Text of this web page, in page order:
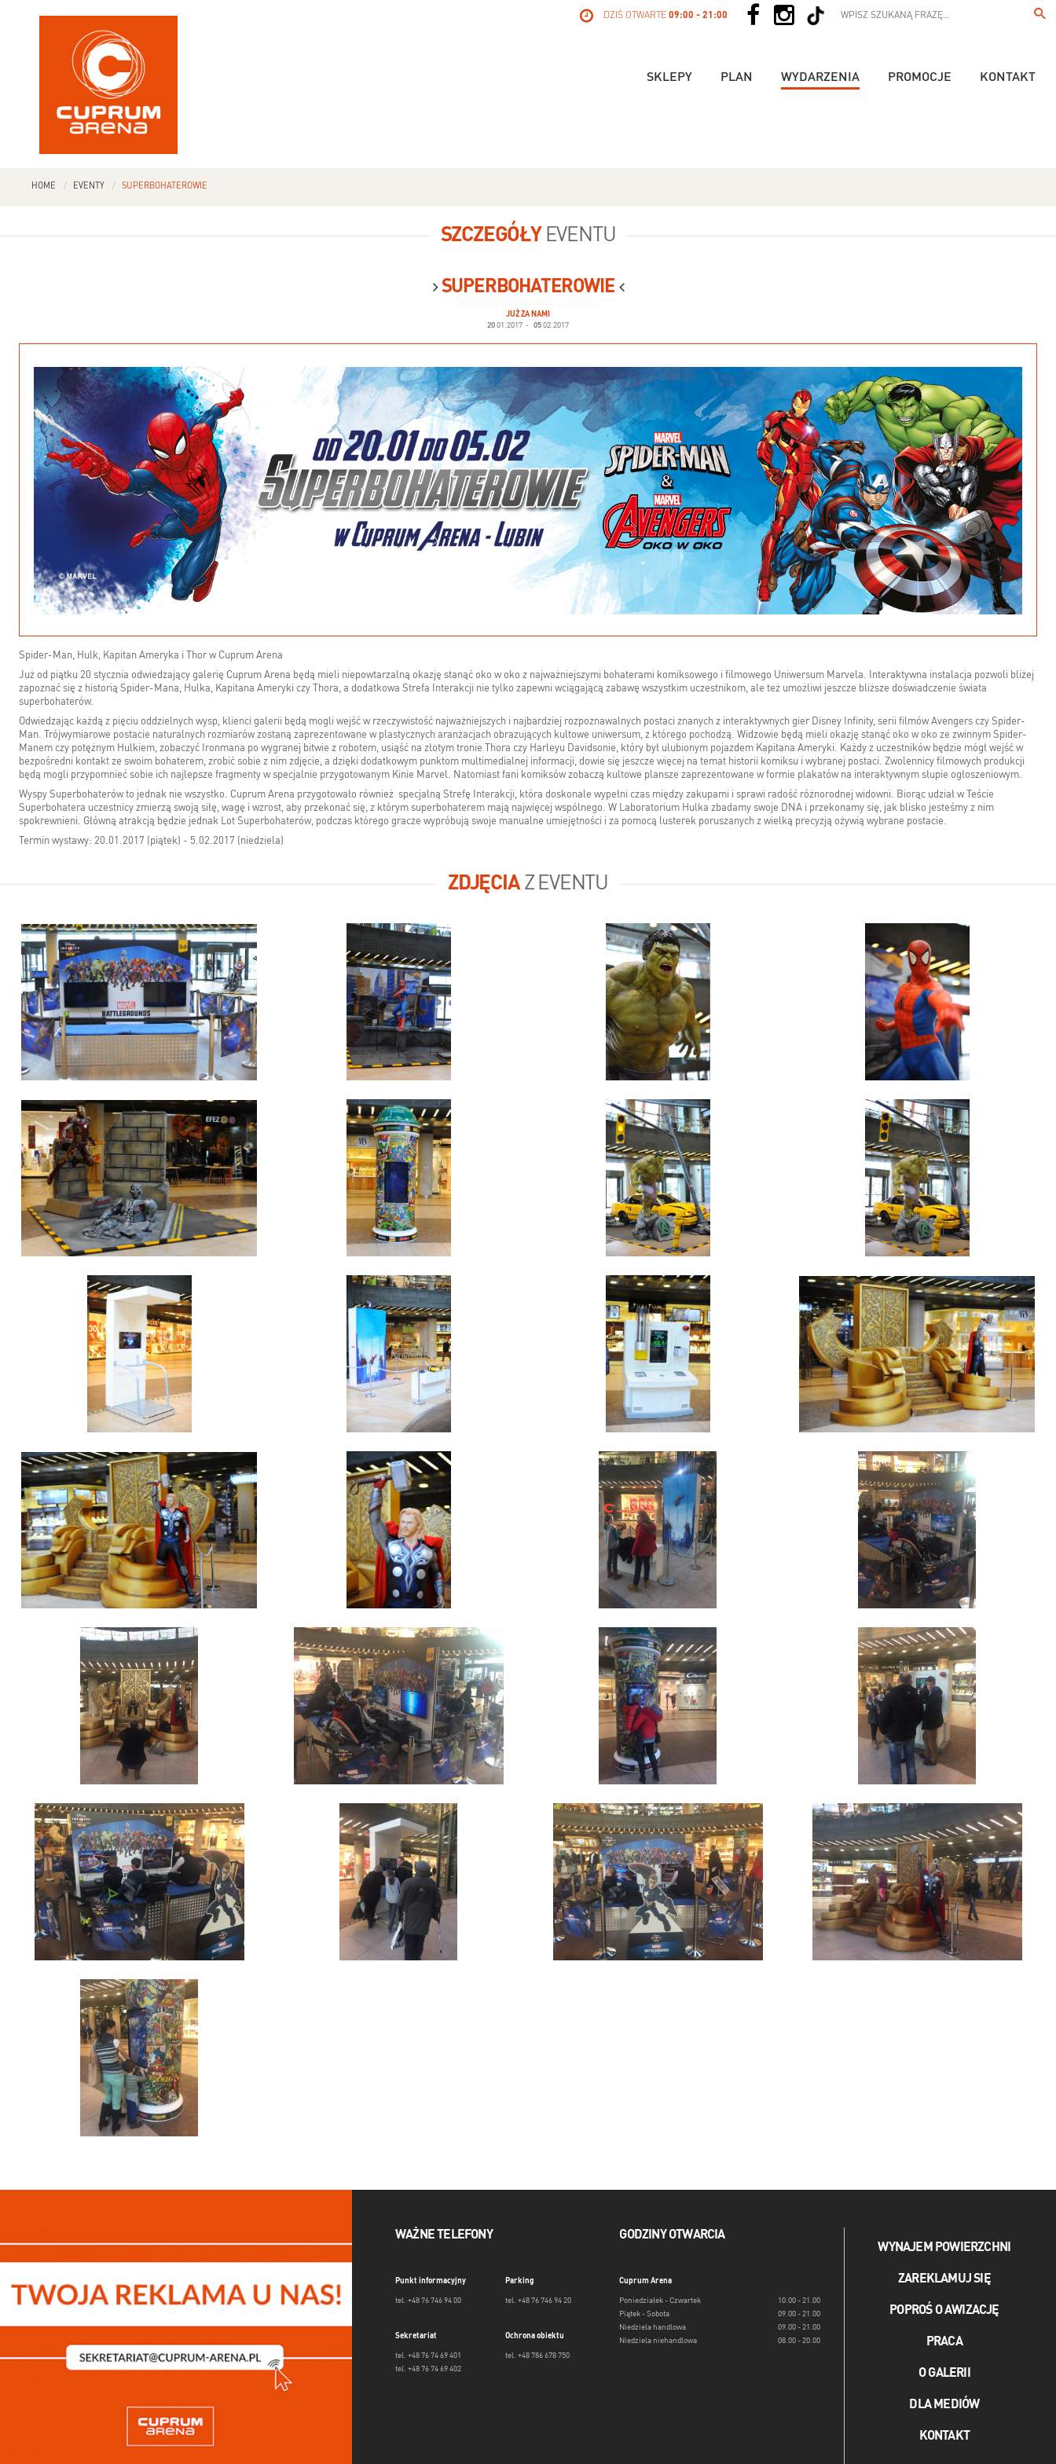
DZIŚ OTWARTE 09:00 - 21:00
SKLEPY PLAN WYDARZENIA PROMOCJE KONTAKT
HOME EVENTY SUPERBOHATEROWIE
SZCZEGÓŁYEVENTU
SUPERBOHATEROWIE
JUŻ ZA NAMI
20 01.2017 - 05 02.2017
Spider-Man, Hulk, Kapitan Ameryka i Thor w Cuprum Arena
Już od piątku 20 stycznia odwiedzający galerię Cuprum Arena będą mieli niepowtarzalną okazję stanąć oko w oko z najważniejszymi bohaterami komiksowego i filmowego Uniwersum Marvela. Interaktywna instalacja pozwoli bliżej
zapoznać się z historią Spider-Mana, Hulka, Kapitana Ameryki czy Thora, a dodatkowa Strefa Interakcji nie tylko zapewni wciągającą zabawę wszystkim uczestnikom, ale też umożliwi jeszcze bliższe doświadczenie świata
superbohaterów.
Odwiedzając każdą z pięciu oddzielnych wysp, klienci galerii będą mogli wejść w rzeczywistość najważniejszych i najbardziej rozpoznawalnych postaci znanych z interaktywnych gier Disney Infinity, serii filmów Avengers czy Spider-
Man. Trójwymiarowe postacie naturalnych rozmiarów zostaną zaprezentowane w plastycznych aranżacjach obrazujących kultowe uniwersum, z którego pochodzą. Widzowie będą mieli okazję stanąć oko w oko ze zwinnym Spider-
Manem czy potężnym Hulkiem, zobaczyć Ironmana po wygranej bitwie z robotem, usiąść na złotym tronie Thora czy Harleyu Davidsonie, który był ulubionym pojazdem Kapitana Ameryki. Każdy z uczestników będzie mógł wejść w
bezpośredni kontakt ze swoim bohaterem, zrobić sobie z nim zdjęcie, a dzięki dodatkowym punktom multimedialnej informacji, dowie się jeszcze więcej na temat historii komiksu i wybranej postaci. Zwolennicy filmowych produkcji
będą mogli przypomnieć sobie ich najlepsze fragmenty w specjalnie przygotowanym Kinie Marvel. Natomiast fani komiksów zobaczą kultowe plansze zaprezentowane w formie plakatów na interaktywnym słupie ogłoszeniowym.
Wyspy Superbohaterów to jednak nie wszystko. Cuprum Arena przygotowało również specjalną Strefę Interakcji, która doskonale wypełni czas między zakupami i sprawi radość różnorodnej widowni. Biorąc udział w Teście
Superbohatera uczestnicy zmierzą swoją siłę, wagę i wzrost, aby przekonać się, z którym superbohaterem mają najwięcej wspólnego. W Laboratorium Hulka zbadamy swoje DNA i przekonamy się, jak blisko jesteśmy z nim
spokrewnieni. Główną atrakcją będzie jednak Lot Superbohaterów, podczas którego gracze wypróbują swoje manualne umiejętności i za pomocą lusterek poruszanych z wielką precyzją ożywią wybrane postacie.
Termin wystawy: 20.01.2017 (piątek) - 5.02.2017 (niedziela)
ZDJĘCIAZ EVENTU
WAŻNE TELEFONY
Punkt informacyjny
tel. +48 76 746 94 00
Parking
tel. +48 76 746 94 20
Sekretariat
tel. +48 76 74 69 401
tel. +48 76 74 69 402
Ochrona obiektu
tel. +48 786 678 750
GODZINY OTWARCIA
Cuprum Arena
Poniedziałek - Czwartek
10.00 - 21.00
Piątek - Sobota
09.00 - 21.00
Niedziela handlowa
09.00 - 21.00
Niedziela niehandlowa
08.00 - 20.00
WYNAJEM POWIERZCHNI
ZAREKLAMUJ SIĘ
POPROŚ O AWIZACJĘ
PRACA
O GALERII
DLA MEDIÓW
KONTAKT